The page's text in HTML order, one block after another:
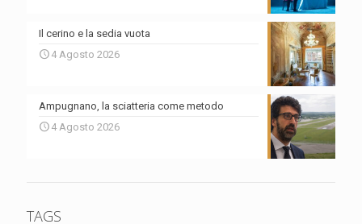
Il cerino e la sedia vuota
4 Agosto 2026
Ampugnano, la sciatteria come metodo
4 Agosto 2026
TAGS